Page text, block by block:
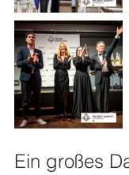
Ein großes